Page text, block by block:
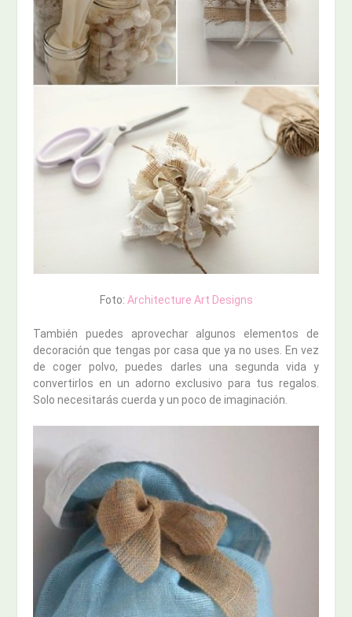
Foto: Architecture Art Designs
También puedes aprovechar algunos elementos de
decoración que tengas por casa que ya no uses. En vez
de coger polvo, puedes darles una segunda vida y
convertirlos en un adorno exclusivo para tus regalos.
Solo necesitarás cuerda y un poco de imaginación.